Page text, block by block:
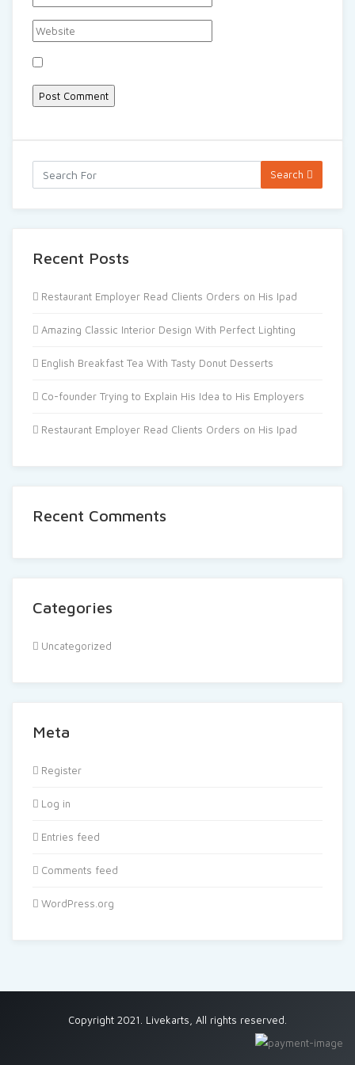
Search
Recent Posts
Restaurant Employer Read Clients Orders on His Ipad
Amazing Classic Interior Design With Perfect Lighting
English Breakfast Tea With Tasty Donut Desserts
Co-founder Trying to Explain His Idea to His Employers
Restaurant Employer Read Clients Orders on His Ipad
Recent Comments
Categories
Uncategorized
Meta
Register
Log in
Entries feed
Comments feed
WordPress.org
Copyright 2021. Livekarts, All rights reserved.